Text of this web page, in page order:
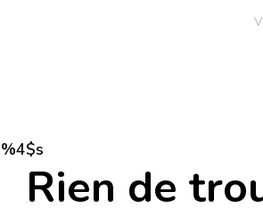
Rien de